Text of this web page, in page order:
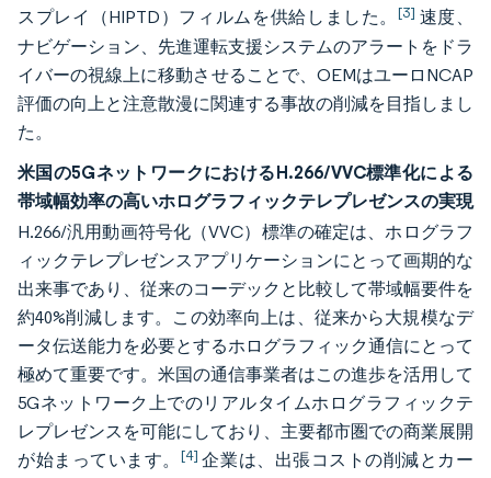
スプレイ（HIPTD）フィルムを供給しました。[3] 速度、
ナビゲーション、先進運転支援システムのアラートをドラ
イバーの視線上に移動させることで、OEMはユーロNCAP
評価の向上と注意散漫に関連する事故の削減を目指しまし
た。
米国の5GネットワークにおけるH.266/VVC標準化による
帯域幅効率の高いホログラフィックテレプレゼンスの実現
H.266/汎用動画符号化（VVC）標準の確定は、ホログラフ
ィックテレプレゼンスアプリケーションにとって画期的な
出来事であり、従来のコーデックと比較して帯域幅要件を
約40%削減します。この効率向上は、従来から大規模なデ
ータ伝送能力を必要とするホログラフィック通信にとって
極めて重要です。米国の通信事業者はこの進歩を活用して
5Gネットワーク上でのリアルタイムホログラフィックテ
レプレゼンスを可能にしており、主要都市圏での商業展開
が始まっています。 [4] 企業は、出張コストの削減とカー